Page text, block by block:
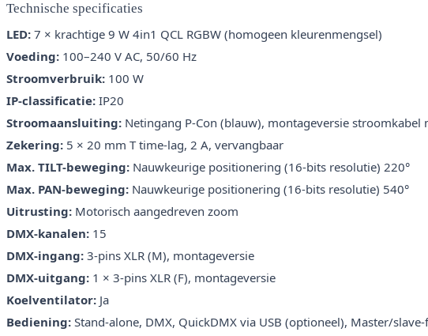
Technische specificaties
LED: 7 × krachtige 9 W 4in1 QCL RGBW (homogeen kleurenmengsel)
Voeding: 100–240 V AC, 50/60 Hz
Stroomverbruik: 100 W
IP-classificatie: IP20
Stroomaansluiting: Netingang P-Con (blauw), montageversie
Zekering: 5 × 20 mm T time-lag, 2 A, vervangbaar
Max. TILT-beweging: Nauwkeurige positionering (16-bits resolutie) 220°
Max. PAN-beweging: Nauwkeurige positionering (16-bits resolutie) 540°
Uitrusting: Motorisch aangedreven zoom
DMX-kanalen: 15
DMX-ingang: 3-pins XLR (M), montageversie
DMX-uitgang: 1 × 3-pins XLR (F), montageversie
Koelventilator: Ja
Bediening: Stand-alone, DMX, QuickDMX via USB (optioneel), Master/